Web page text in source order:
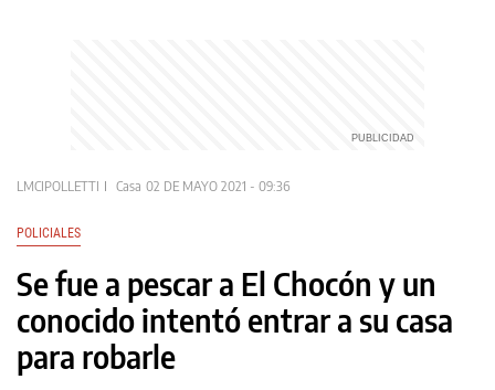
LMCIPOLLETTI Casa 02 DE MAYO 2021 - 09:36
POLICIALES
Se fue a pescar a El Chocón y un
conocido intentó entrar a su casa
para robarle